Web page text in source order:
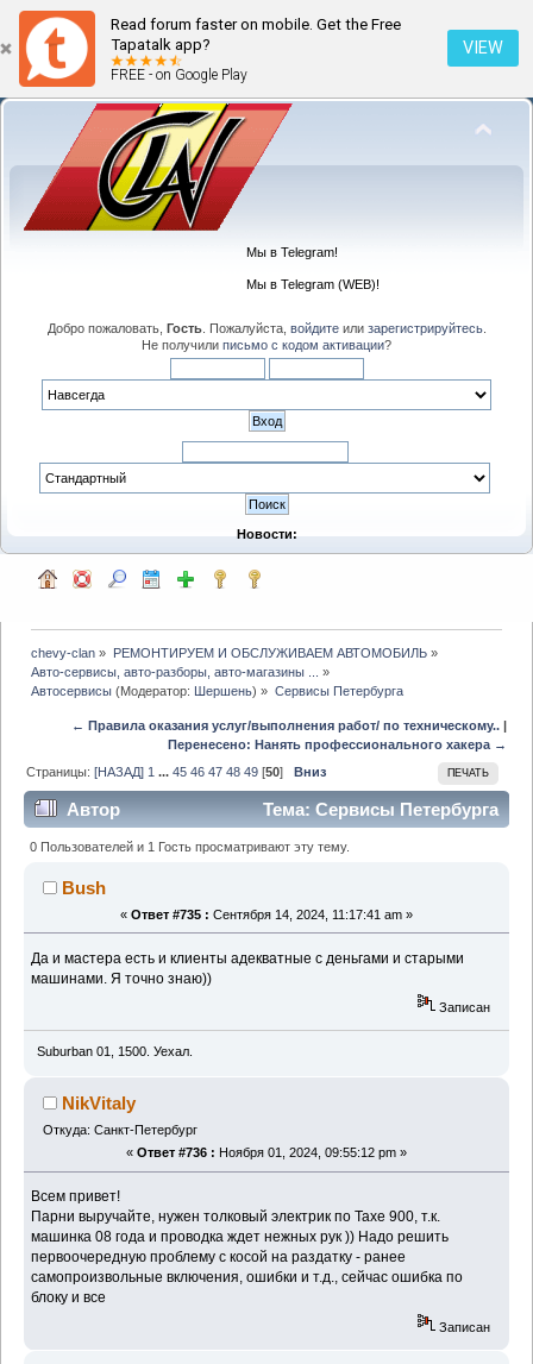
Read forum faster on mobile. Get the Free
Tapatalk app?
FREE - on Google Play
VIEW
Мы в Telegram!
Мы в Telegram (WEB)!
Добро пожаловать, Гость. Пожалуйста, войдитеили зарегистрируйтесь.
Не получили письмо с кодом активации?
Новости:
chevy-clan » РЕМОНТИРУЕМ И ОБСЛУЖИВАЕМ АВТОМОБИЛЬ»
Авто-сервисы, авто-разборы, авто-магазины ...
»
Автосервисы (Модератор: Шершень) » Сервисы Петербурга
← Правила оказания услуг/выполнения работ/ по техническому..|
Перенесено: Нанять профессионального хакера →
ПЕЧАТЬ
Страницы:[НАЗАД] 1 ...45 46 47 48 49 [50]Вниз
Автор
Тема: Сервисы Петербурга
(Прочитано 224655 раз)
0 Пользователей и 1 Гость просматривают эту тему.
Bush
« Ответ #735 : Сентября 14, 2024, 11:17:41 am »
Да и мастера есть и клиенты адекватные с деньгами и старыми
машинами. Я точно знаю))
Записан
Suburban 01, 1500. Уехал.
NikVitaly
Откуда: Санкт-Петербург
« Ответ #736 : Ноября 01, 2024, 09:55:12 pm »
Всем привет!
Парни выручайте, нужен толковый электрик по Тахе 900, т.к.
машинка 08 года и проводка ждет нежных рук )) Надо решить
первоочередную проблему с косой на раздатку - ранее
самопроизвольные включения, ошибки и т.д., сейчас ошибка по
блоку и все
Записан